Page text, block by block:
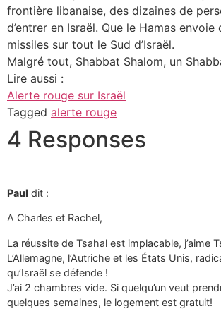
frontière libanaise, des dizaines de
d’entrer en Israël. Que le Hamas
missiles sur tout le Sud d’Israël.
Malgré tout, Shabbat Shalom, un
Lire aussi :
Alerte rouge sur Israël
Tagged alerte rouge
4 Responses
Paul dit :
A Charles et Rachel,
La réussite de Tsahal est implacable, j’aime
L’Allemagne, l’Autriche et les États Unis,
qu’Israël se défende !
J’ai 2 chambres vide. Si quelqu’un veut
quelques semaines, le logement est gratuit!